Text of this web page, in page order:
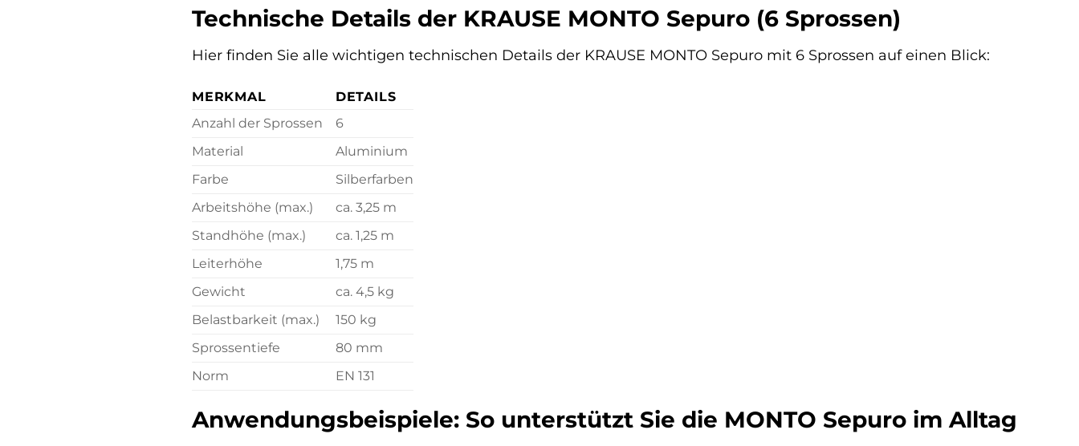
Technische Details der KRAUSE MONTO Sepuro (6 Sprossen)
Hier finden Sie alle wichtigen technischen Details der KRAUSE MONTO Sepuro mit 6 Sprossen auf einen Blick:
MERKMAL
DETAILS
Anzahl der Sprossen
6
Material
Aluminium
Farbe
Silberfarben
Arbeitshöhe (max.)
ca. 3,25 m
Standhöhe (max.)
ca. 1,25 m
Leiterhöhe
1,75 m
Gewicht
ca. 4,5 kg
Belastbarkeit (max.)
150 kg
Sprossentiefe
80 mm
Norm
EN 131
Anwendungsbeispiele: So unterstützt Sie die MONTO Sepuro im Alltag